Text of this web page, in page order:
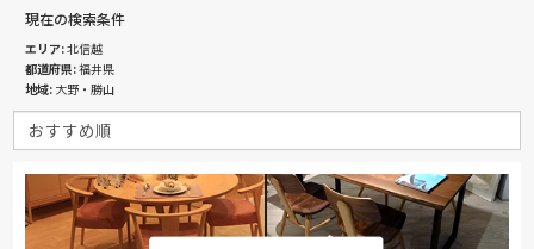
現在の検索条件
エリア 北信越
都道府県 福井県
地域 大野・勝山